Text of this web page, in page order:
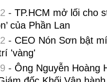
- TP.HCM mở lối cho
của Phần Lan
- CEO Nón Sơn bật
'vàng'
- Ông Nguyễn Hoàng